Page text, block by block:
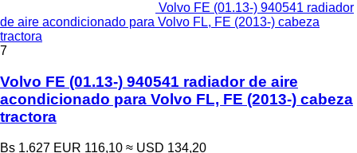
Volvo FE (01.13-) 940541 radiador
de aire acondicionado para Volvo FL, FE (2013-) cabeza
tractora
7
Volvo FE (01.13-) 940541 radiador de aire
acondicionado para Volvo FL, FE (2013-) cabeza
tractora
Bs 1.627 EUR 116,10 ≈ USD 134,20